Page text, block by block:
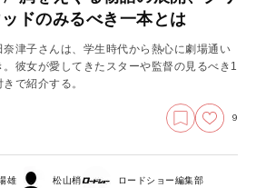
ドのみるべき一本とは
津子さんは、学生時代から熱心に劇場通い
彼女が愛してきたスターや監督の見るべき1
で紹介する。
9
雄 松山梢 ロードショー編集部